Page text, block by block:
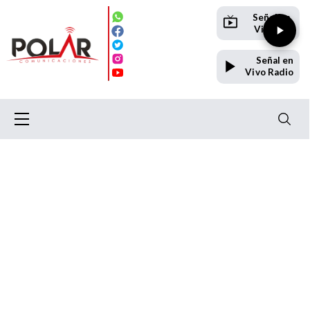
Señal en
Vivo TV
Señal en
Vivo Radio